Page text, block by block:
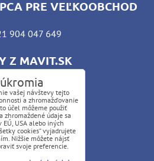
PRE VEĽKOOBCHOD
904 047 649
Z MAVIT.SK
vašej návštevy tejto
a zhromažďovanie
účel môžeme použiť
zhromaždené údaje sa
USA alebo iných
cookies“ vyjadrujete
Nižšie môžete nájsť
svoje preferencie.